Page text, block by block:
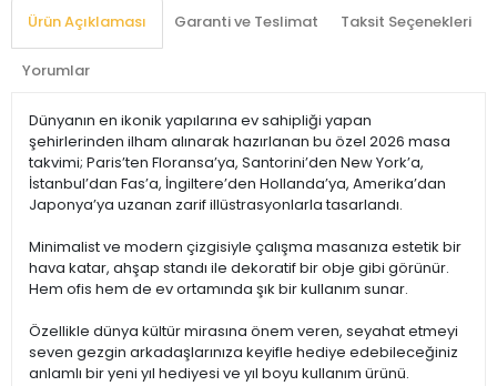
Ürün Açıklaması Garanti ve Teslimat Taksit Seçenekleri
Yorumlar
Dünyanın en ikonik yapılarına ev sahipliği yapan
şehirlerinden ilham alınarak hazırlanan bu özel 2026 masa
takvimi; Paris’ten Floransa’ya, Santorini’den New York’a,
İstanbul’dan Fas’a, İngiltere’den Hollanda’ya, Amerika’dan
Japonya’ya uzanan zarif illüstrasyonlarla tasarlandı.
Minimalist ve modern çizgisiyle çalışma masanıza estetik bir
hava katar, ahşap standı ile dekoratif bir obje gibi görünür.
Hem ofis hem de ev ortamında şık bir kullanım sunar.
Özellikle dünya kültür mirasına önem veren, seyahat etmeyi
seven gezgin arkadaşlarınıza keyifle hediye edebileceğiniz
anlamlı bir yeni yıl hediyesi ve yıl boyu kullanım ürünü.